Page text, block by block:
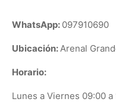
WhatsApp: 097910690
Ubicación:Arenal
Horario:
Lunes a Viernes 09:00 a